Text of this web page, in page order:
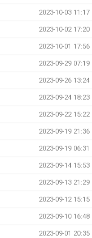
2023-10-03 11:17
2023-10-02 17:20
2023-10-01 17:56
2023-09-29 07:19
2023-09-26 13:24
2023-09-24 18:23
2023-09-22 15:22
2023-09-19 21:36
2023-09-19 06:31
2023-09-14 15:53
2023-09-13 21:29
2023-09-12 15:15
2023-09-10 16:48
2023-09-01 20:35